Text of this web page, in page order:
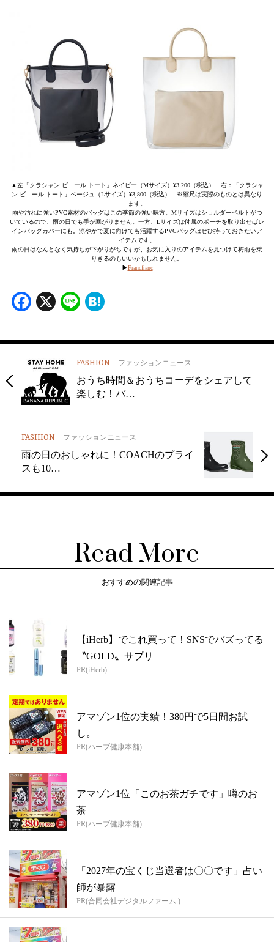
▲左「クラシャン ビニール トート」ネイビー（Mサイズ）¥3,200（税込） 右：「クラシャ
ン ビニール トート」ベージュ（Lサイズ）¥3,800（税込） ※縮尺は実際のものとは異なり
ます。
雨や汚れに強いPVC素材のバッグはこの季節の強い味方。Mサイズはショルダーベルトがつ
いているので、雨の日でも手が塞がりません。一方、Lサイズは付属のポーチを取り出せばレ
インバッグカバーにも。涼やかで夏に向けても活躍するPVCバッグはぜひ持っておきたいア
イテムです。
雨の日はなんとなく気持ちが下がりがちですが、お気に入りのアイテムを見つけて梅雨を乗
りきるのもいいかもしれません。
▶︎Francfranc
Facebook
X Line
FASHION ファッションニュース
おうち時間＆おうちコーデをシェアして
楽しむ！バ…
FASHION ファッションニュース
雨の日のおしゃれに！COACHのプライ
スも10…
Read More
おすすめの関連記事
【iHerb】でこれ買って！SNSでバズってる
〝GOLD〟サプリ
PR(iHerb)
アマゾン1位の実績！380円で5日間お試
し。
PR(ハーブ健康本舗)
アマゾン1位「このお茶ガチです」噂のお
茶
PR(ハーブ健康本舗)
「2027年の宝くじ当選者は〇〇です」占い
師が暴露
PR(合同会社デジタルファーム )